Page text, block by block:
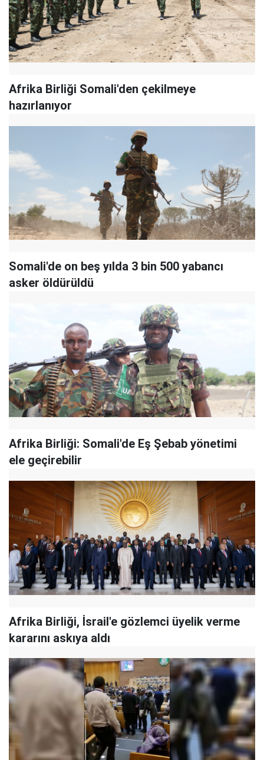
Afrika Birliği Somali'den çekilmeye
hazırlanıyor
Somali'de on beş yılda 3 bin 500 yabancı
asker öldürüldü
Afrika Birliği: Somali'de Eş Şebab yönetimi
ele geçirebilir
Afrika Birliği, İsrail'e gözlemci üyelik verme
kararını askıya aldı